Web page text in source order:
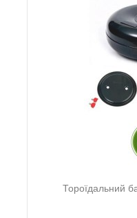
Тороїдальний